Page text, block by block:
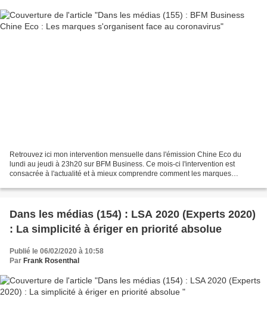
Retrouvez ici mon intervention mensuelle dans l'émission Chine Eco du
lundi au jeudi à 23h20 sur BFM Business. Ce mois-ci l'intervention est
consacrée à l'actualité et à mieux comprendre comment les marques
Dans les médias (154) : LSA 2020 (Experts 2020)
: La simplicité à ériger en priorité absolue
Publié le 06/02/2020 à 10:58
Par Frank Rosenthal